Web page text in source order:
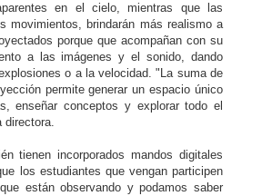
en el cielo, mientras que las
movimientos, brindarán más realismo a
porque que acompañan con su
a las imágenes y el sonido, dando
o a la velocidad. "La suma de
permite generar un espacio único
enseñar conceptos y explorar todo el
directora.
tienen incorporados mandos digitales
los estudiantes que vengan participen
están observando y podamos saber